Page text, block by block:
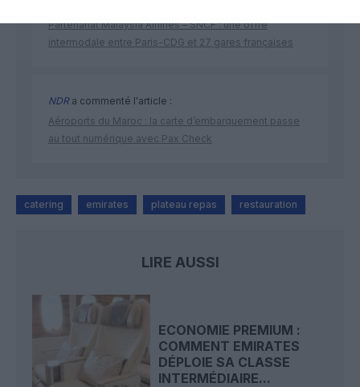
Partenariat Malaysia Airlines – SNCF : une offre
intermodale entre Paris-CDG et 27 gares françaises
NDRa commenté l'article :
Aéroports du Maroc : la carte d’embarquement passe
au tout numérique avec Pax Check
catering emirates plateau repas restauration
LIRE AUSSI
ECONOMIE PREMIUM :
COMMENT EMIRATES
DÉPLOIE SA CLASSE
INTERMÉDIAIRE...